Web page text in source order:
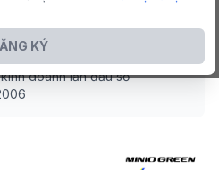
06/07/2006 của Hội đồng
doanh lần đầu số
KÝ